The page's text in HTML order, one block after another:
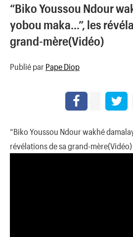
“Biko Youssou Ndour
yobou maka…”, les
grand-mère(Vidéo)
Publié par Pape Diop
“Biko Youssou Ndour wakhé
révélations de sa grand-mère(Vidéo)